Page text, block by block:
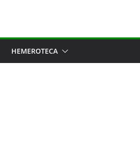
HEMEROTECA